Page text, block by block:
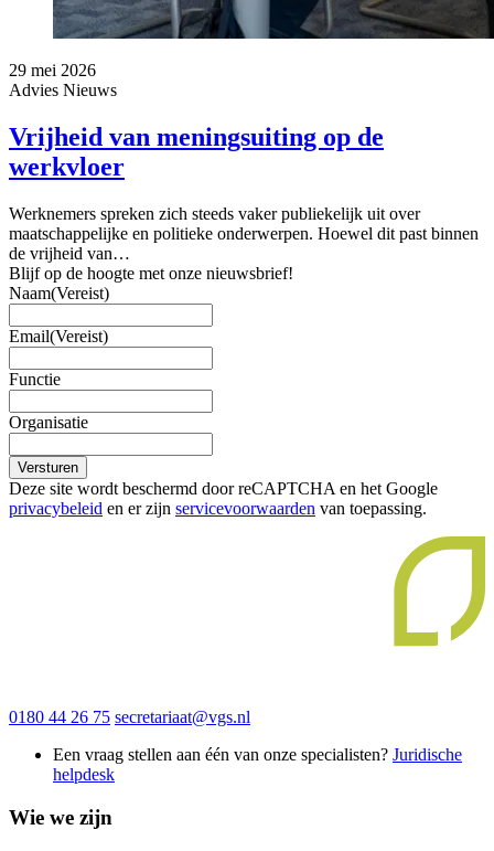
29 mei 2026
Advies Nieuws
Vrijheid van meningsuiting op de
werkvloer
Werknemers spreken zich steeds vaker publiekelijk uit over
maatschappelijke en politieke onderwerpen. Hoewel dit past binnen
de vrijheid van…
Blijf op de hoogte met onze nieuwsbrief!
Naam(Vereist)
Email(Vereist)
Functie
Organisatie
Versturen
Deze site wordt beschermd door reCAPTCHA en het Google
privacybeleid en er zijn servicevoorwaarden van toepassing.
0180 44 26 75 secretariaat@vgs.nl
Een vraag stellen aan één van onze specialisten? Juridische
helpdesk
Wie we zijn